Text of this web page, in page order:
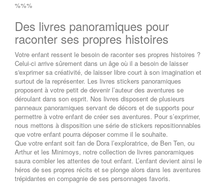
%%%
Des livres panoramiques pour
raconter ses propres histoires
Votre enfant ressent le besoin de raconter ses propres histoires ?
Celui-ci arrive sûrement dans un âge où il a besoin de laisser
s'exprimer sa créativité, de laisser libre court à son imagination et
surtout de la représenter. Les livres stickers panoramiques
proposent à votre petit de devenir l’auteur des aventures se
déroulant dans son esprit. Nos livres disposent de plusieurs
panneaux panoramiques servant de décors et de supports pour
permettre à votre enfant de créer ses aventures. Pour s’exprimer,
nous mettons à disposition une série de stickers repositionnables
que votre enfant pourra déposer comme il le souhaite.
Que votre enfant soit fan de Dora l’exploratrice, de Ben Ten, ou
Arthur et les Minimoys, notre collection de livres panoramiques
saura combler les attentes de tout enfant. L’enfant devient ainsi le
héros de ses propres récits et se plonge alors dans les aventures
trépidantes en compagnie de ses personnages favoris.